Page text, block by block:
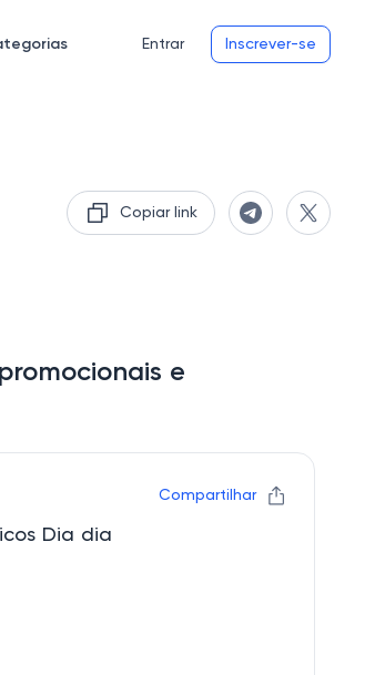
Entrar Inscrever-se
Copiar link
e
Compartilhar
Dia dia